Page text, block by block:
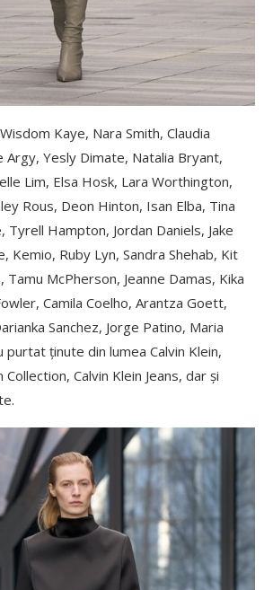
Kaye, Nara Smith, Claudia
Argy, Yesly Dimate, Natalia Bryant,
Lim, Elsa Hosk, Lara Worthington,
Rous, Deon Hinton, Isan Elba, Tina
Tyrell Hampton, Jordan Daniels, Jake
Kemio, Ruby Lyn, Sandra Shehab, Kit
Tamu McPherson, Jeanne Damas, Kika
Camila Coelho, Arantza Goett,
Sanchez, Jorge Patino, Maria
purtat ținute din lumea Calvin Klein,
Collection, Calvin Klein Jeans, dar și